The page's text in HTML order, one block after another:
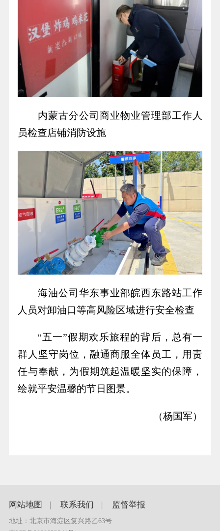
内蒙古分公司商业物业管理部工作人
员检查店铺消防设施
海油公司华东事业部皖西东路站工作
人员对卸油口等高风险区域进行安全检查
“五一”假期欢乐旅程的背后，总有一
群人坚守岗位，融通商服全体员工，用责
任与奉献，为假期筑起温暖坚实的保障，
绘就平安温馨的节日图景。
（杨国军）
网站地图 联系我们 监督举报
地址：北京市海淀区复兴路乙63号